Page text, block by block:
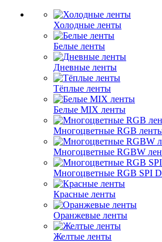
Холодные ленты
Белые ленты
Дневные ленты
Тёплые ленты
Белые MIX ленты
Многоцветные RGB
Многоцветные RGBW
Многоцветные RGB SPI
Красные ленты
Оранжевые ленты
Желтые ленты